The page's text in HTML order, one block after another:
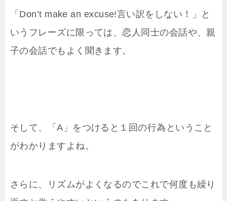
「Don’t make an excuse!言い訳をしない！」と
いうフレーズに限っては、恋人同士の会話や、親
子の会話でもよく聞きます。
そして、「A」をつけると１回の行為ということ
がわかりますよね。
さらに、リズムがよくなるのでこれで何度も繰り